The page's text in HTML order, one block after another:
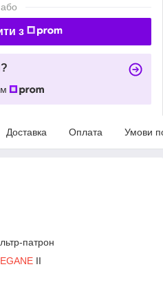
або
з
Доставка Оплата Умови
патрон
II